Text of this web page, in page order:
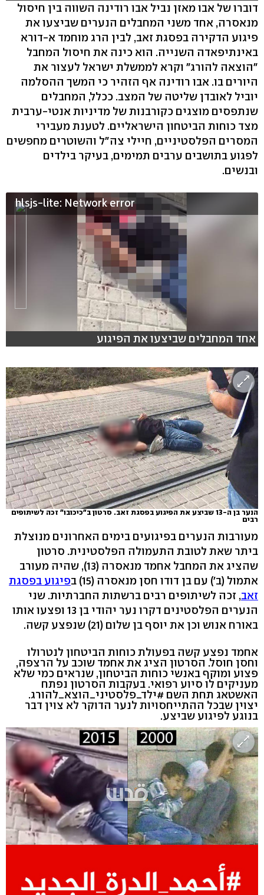
דוברו של אבו מאזן נביל אבו רודינה השווה בין חיסול
מנאסרה, אחד משני המחבלים הנערים שביצעו את
פיגוע הדקירה בפסגת זאב, לבין הרג מוחמד א-דורא
באינתיפאדה השנייה. הוא כינה את חיסול המחבל
"הוצאה להורג" וקרא לממשלת ישראל לעצור את
היורים בו. אבו רודינה אף הזהיר כי המשך ההסלמה
יוביל לאובדן שליטה של המצב. ככלל, המחבלים
שנתפסים מוצגים כקורבנות של מדיניות אנטי-ערבית
מצד כוחות הביטחון הישראליים. לטענת מעבירי
המסרים הפלסטיניים, חיילי צה"ל והשוטרים מחפשים
לפגוע בתושבים ערבים תמימים, בעיקר בילדים
ובנשים.
hlsjs-lite: Network error
אחד המחבלים שביצעו את הפיגוע
הנער בן ה-13 שביצע את הפיגוע בפסגת זאב. סרטון ב"כיכובו" זכה לשיתופים
רבים
מעורבות הנערים בפיגועים בימים האחרונים מנוצלת
ביתר שאת לטובת התעמולה הפלסטינית. סרטון
שהציג את המחבל אחמד מנאסרה (13), שהיה מעורב
אתמול (ב') עם בן דודו חסן מנאסרה (15) ב
פיגוע בפסגת
זאב, זכה לשיתופים רבים ברשתות החברתיות. שני
הנערים הפלסטינים דקרו נער יהודי בן 13 ופצעו אותו
באורח אנוש וכן את יוסף בן שלום (21) שנפצע קשה.
אחמד נפצע קשה בפעולת כוחות הביטחון לנטרולו
וחסן חוסל. הסרטון הציג את אחמד שוכב על הרצפה,
פצוע ומוקף באנשי כוחות הביטחון, שנראים כמי שלא
מעניקים לו סיוע רפואי. בעקבות הסרטון נפתח
האשטאג תחת השם #ילד_פלסטיני_הוצא_להורג.
יצוין שבכל ההתייחסויות לנער הדוקר לא צוין דבר
בנוגע לפיגוע שביצע.